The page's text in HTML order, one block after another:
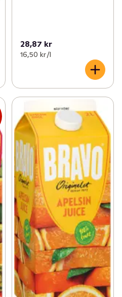
28,87 kr
16,50 kr /l